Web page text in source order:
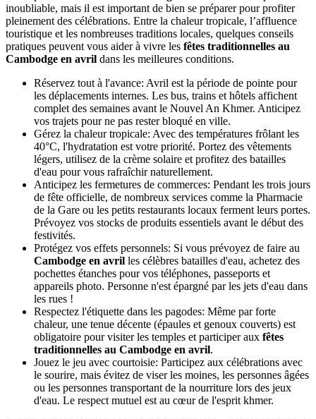
Les pagodes occupent une place centrale dans lesfestivals au
Cambodge en avril. Durant cette période, les Cambodgiens s’y
rendent pour faire des offrandes aux moines, prier pour la chance et
la prospérité, ou participer à différents rituels symboliques. Les
de drapeaux religieux, écouter les chants bouddhistes et découvrir
l’importance de la spiritualité dans la vie quotidienne. Pour ceux qui
souhaitent comprendre la culture locale, assister à ces cérémonies est
une expérience particulièrement enrichissante.
IV. Conseils pour profiter des fêtes au
Cambodge en avril
Participer auxfestivals au Cambodge en avrilest une expérience
inoubliable, mais il est important de bien se préparer pour profiter
pleinement des célébrations. Entre la chaleur tropicale, l’affluence
touristique et les nombreuses traditions locales, quelques conseils
pratiques peuvent vous aider à vivre les fêtes traditionnelles au
Cambodge en avrildans les meilleures conditions.
Réservez tout à l'avance: Avril est la période de pointe pour
les déplacements internes. Les bus, trains et hôtels affichent
complet des semaines avant le Nouvel An Khmer. Anticipez
vos trajets pour ne pas rester bloqué en ville.
Gérez la chaleur tropicale: Avec des températures frôlant les
40°C, l'hydratation est votre priorité. Portez des vêtements
légers, utilisez de la crème solaire et profitez des batailles
d'eau pour vous rafraîchir naturellement.
Anticipez les fermetures de commerces: Pendant les trois jours
de fête officielle, de nombreux services comme la Pharmacie